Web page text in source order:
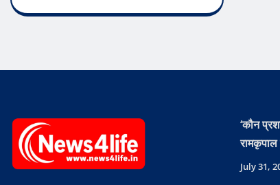
‘कौन
रामकृपाल
July 31,